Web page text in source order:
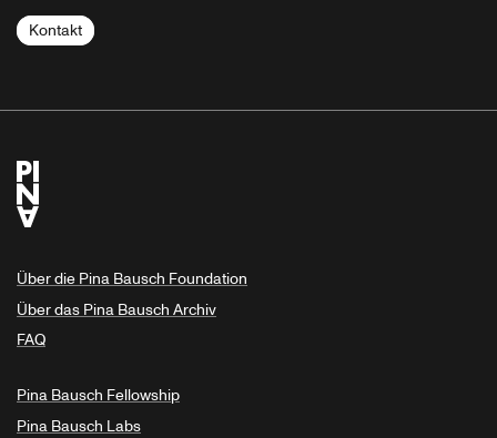
Kontakt
Über die Pina Bausch Foundation
Über das Pina Bausch Archiv
FAQ
Pina Bausch Fellowship
Pina Bausch Labs